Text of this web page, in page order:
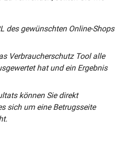
des gewünschten Online-Shops
Verbraucherschutz Tool alle
hat und ein Ergebnis
können Sie direkt
sich um eine Betrugsseite